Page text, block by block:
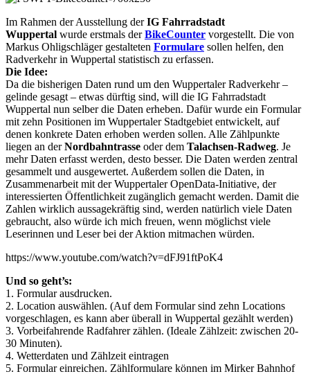
Im Rahmen der Ausstellung derIG Fahrradstadt
Wuppertal wurde erstmals derBikeCounter vorgestellt. Die von
Markus Ohligschläger gestalteten Formulare sollen helfen, den
Radverkehr in Wuppertal statistisch zu erfassen.
Die Idee:
Da die bisherigen Daten rund um den Wuppertaler Radverkehr –
gelinde gesagt – etwas dürftig sind, will die IG Fahrradstadt
Wuppertal nun selber die Daten erheben. Dafür wurde ein Formular
mit zehn Positionen im Wuppertaler Stadtgebiet entwickelt, auf
denen konkrete Daten erhoben werden sollen. Alle Zählpunkte
liegen an derNordbahntrasse oder dem Talachsen-Radweg. Je
mehr Daten erfasst werden, desto besser. Die Daten werden zentral
gesammelt und ausgewertet. Außerdem sollen die Daten, in
Zusammenarbeit mit der Wuppertaler OpenData-Initiative, der
interessierten Öffentlichkeit zugänglich gemacht werden. Damit die
Zahlen wirklich aussagekräftig sind, werden natürlich viele Daten
gebraucht, also würde ich mich freuen, wenn möglichst viele
Leserinnen und Leser bei der Aktion mitmachen würden.
https://www.youtube.com/watch?v=dFJ91ftPoK4
Und so geht’s:
1. Formular ausdrucken.
2. Location auswählen. (Auf dem Formular sind zehn Locations
vorgeschlagen, es kann aber überall in Wuppertal gezählt werden)
3. Vorbeifahrende Radfahrer zählen. (Ideale Zählzeit: zwischen 20-
30 Minuten).
4. Wetterdaten und Zählzeit eintragen
5. Formular einreichen. Zählformulare können im Mirker Bahnhof